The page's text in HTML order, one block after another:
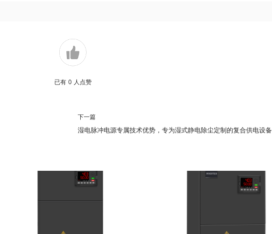
已有 0 人点赞
下一篇
湿电脉冲电源专属技术优势，专为湿式静电除尘定制的复合供电设备